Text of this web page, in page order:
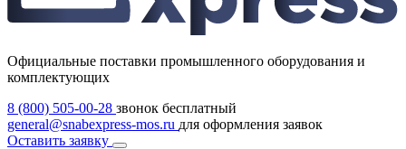
Официальные поставки промышленного оборудования и
комплектующих
8 (800) 505-00-28 звонок бесплатный
general@snabexpress-mos.ru для оформления заявок
Оставить заявку